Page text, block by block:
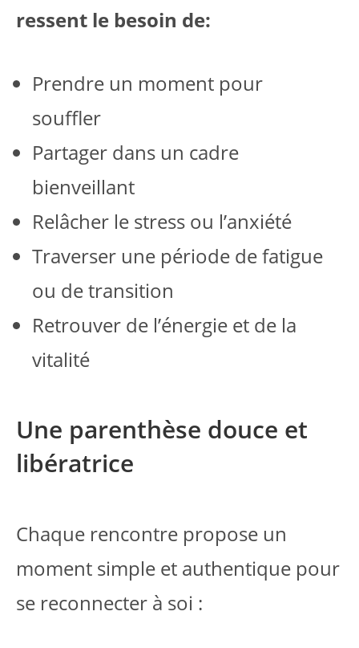
ressent le besoin de:
Prendre un moment pour
souffler
Partager dans un cadre
bienveillant
Relâcher le stress ou l’anxiété
Traverser une période de fatigue
ou de transition
Retrouver de l’énergie et de la
vitalité
Une parenthèse douce et
libératrice
Chaque rencontre propose un
moment simple et authentique pour
se reconnecter à soi :